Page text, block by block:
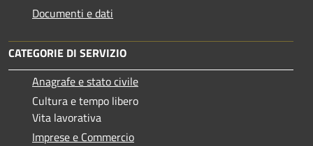
Documenti e dati
CATEGORIE DI SERVIZIO
Anagrafe e stato civile
Cultura e tempo libero
Vita lavorativa
Imprese e Commercio